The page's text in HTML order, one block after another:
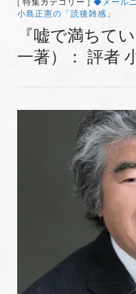
[ 特集カテゴリー ] ◆メール
小島正憲の「読後雑感」
『嘘で満ちて
一著）： 評者